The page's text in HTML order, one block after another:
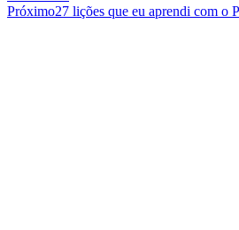
Próximo27 lições que eu aprendi com o